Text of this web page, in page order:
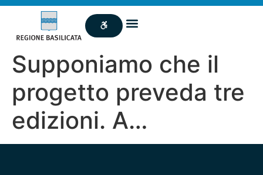
Supponiamo che il
progetto preveda tre
edizioni. A…